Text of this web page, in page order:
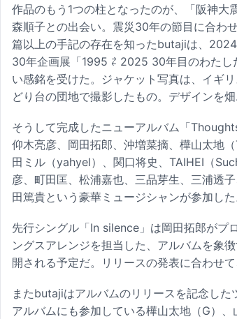
作品のもう1つの柱となったのが、「阪神
森順子との出会い。震災30年の節目に合わ
篇以上の手記の存在を知ったbutajiは、
30年企画展「1995 ⇄ 2025 30年目のわたし
い感銘を受けた。ジャケット写真は、イギ
どり台の団地で撮影したもの。デザインを畑
そうして完成したニューアルバム「
仰木亮彦、岡田拓郎、沖増菜摘、樺山太地
田ミル（yahyel）、関口将史、TAIHEI（
彦、町田匡、松浦嘉也、三品芽生、三浦透
田篤貴という豪華ミュージシャンが参加した
先行シングル「In silence」は岡田拓郎がプ
ングスアレンジを担当した、アルバムを象
開される予定だ。リリースの発表に合わせ
またbutajiはアルバムのリリースを記念し
アルバムにも参加している樺山太地（G）